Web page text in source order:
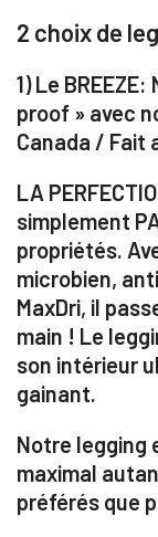
2 choix de
1) Le
proof » avec
Canada / Fait
LA
simplement
propriétés.
microbien,
MaxDri, il
main ! Le
son intérieur
gainant.
Notre legging
maximal
préférés que